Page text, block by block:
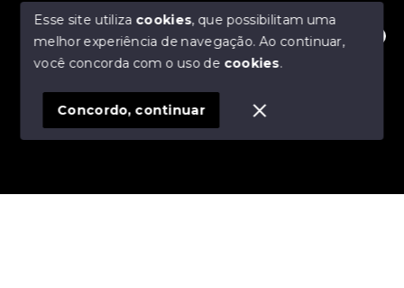
Olá! Estamos disponíveis para te ajudar.
© Copyright 2026 - Douglas Alvim | Gestor Imobiliário
SITE PARA IMOBILIARIA
Esse site utiliza cookies, que possibilitam uma
melhor experiência de navegação.Ao continuar,
você concorda com o uso de cookies.
Concordo, continuar